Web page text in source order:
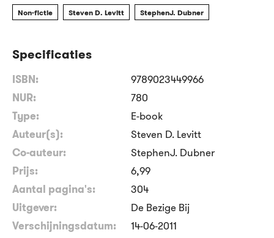
Non-fictie Steven D. Levitt StephenJ. Dubner
Specificaties
ISBN:
9789023449966
NUR:
780
Type:
E-book
Auteur(s):
Steven D. Levitt
Co-auteur:
StephenJ. Dubner
Prijs:
6,99
Aantal pagina's:
304
Uitgever:
De Bezige Bij
Verschijningsdatum:
14-06-2011